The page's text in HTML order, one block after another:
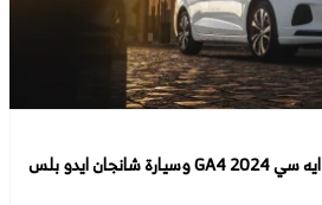
مقارنة شاملة بين سيارة جي ايه سي GA4 2024 وسيارة شانجان ايدو بلس